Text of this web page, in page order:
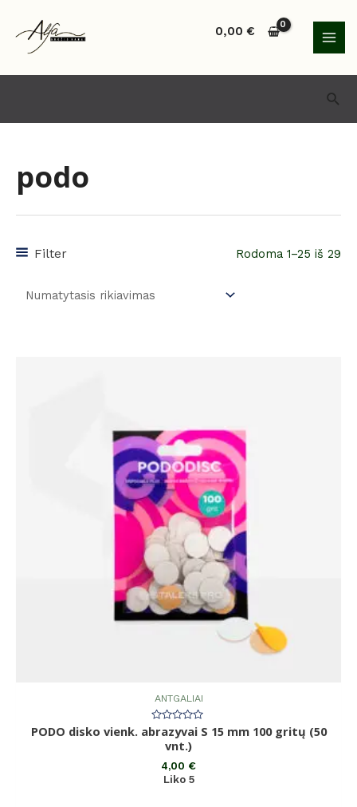
turinio
0,00€
podo
Filter Rodoma 1–25 iš 29
ANTGALIAI
Įvertinimas:
0
PODO disko vienk. abrazyvai S 15 mm 100 gritų (50
vnt.)
4,00 €
Liko 5